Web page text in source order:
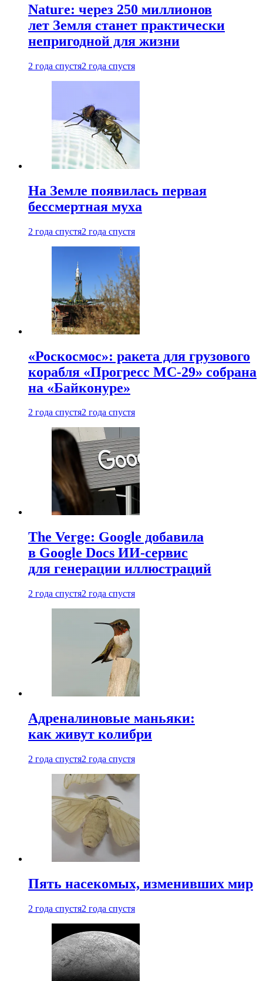
Nature: через 250 миллионов
лет Земля станет практически
непригодной для жизни
2 года спустя2 года спустя
На Земле появилась первая
бессмертная муха
2 года спустя2 года спустя
«Роскосмос»: ракета для грузового
корабля «Прогресс МС-29» собрана
на «Байконуре»
2 года спустя2 года спустя
The Verge: Google добавила
в Google Docs ИИ-сервис
для генерации иллюстраций
2 года спустя2 года спустя
Адреналиновые маньяки:
как живут колибри
2 года спустя2 года спустя
Пять насекомых, изменивших мир
2 года спустя2 года спустя